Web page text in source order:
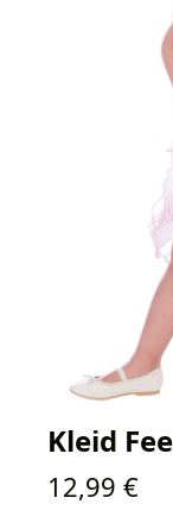
Kleid
Regulärer
12,99 €